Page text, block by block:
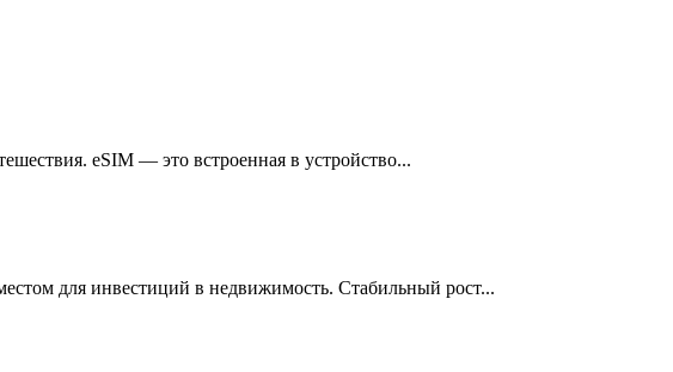
eSIM — это встроенная в устройство...
для инвестиций в недвижимость. Стабильный рост...